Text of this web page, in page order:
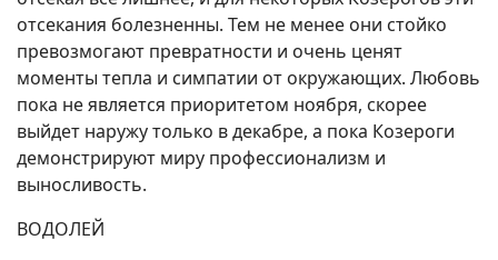
отсекания болезненны. Тем не менее они стойко
превозмогают превратности и очень ценят
моменты тепла и симпатии от окружающих. Любовь
пока не является приоритетом ноября, скорее
выйдет наружу только в декабре, а пока Козероги
демонстрируют миру профессионализм и
выносливость.
ВОДОЛЕЙ